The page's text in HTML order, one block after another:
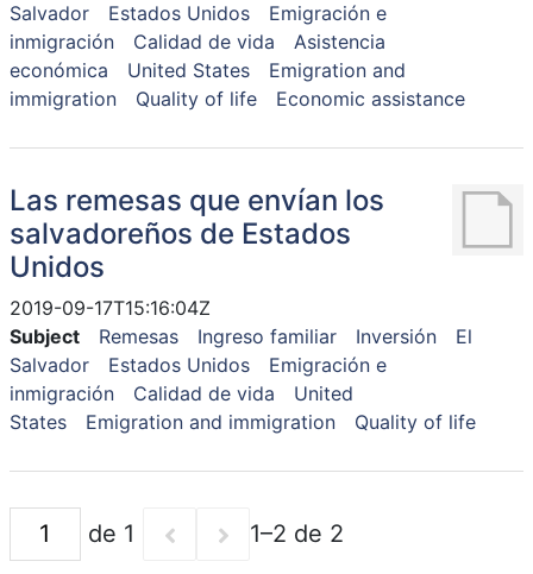
Salvador
Estados Unidos
Emigración e
inmigración
Calidad de vida
Asistencia
económica
United States
Emigration and
immigration
Quality of life Economic assistance
Las remesas que envían los
salvadoreños de Estados
Unidos
2019-09-17T15:16:04Z
Subject
Remesas Ingreso familiar Inversión
El
Salvador
Estados Unidos
Emigración e
inmigración
Calidad de vida
United
States
Emigration and immigration Quality of life
de 1 1–2 de 2